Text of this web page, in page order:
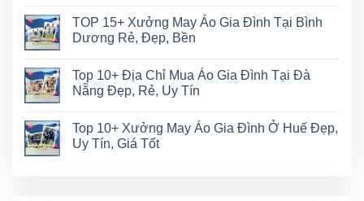
TOP 15+ Xưởng May Áo Gia Đình Tại Bình
Dương Rẻ, Đẹp, Bền
Top 10+ Địa Chỉ Mua Áo Gia Đình Tại Đà
Nẵng Đẹp, Rẻ, Uy Tín
Top 10+ Xưởng May Áo Gia Đình Ở Huế Đẹp,
Uy Tín, Giá Tốt